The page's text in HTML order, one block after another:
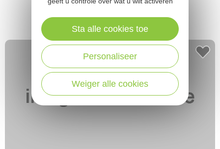
Weiger alle cookies
Personaliseer
Sta alle cookies toe